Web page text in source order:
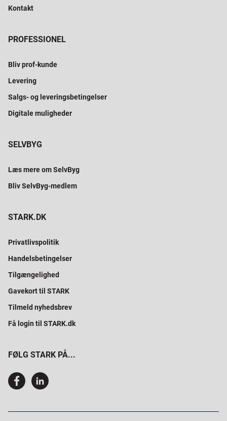
Kontakt
PROFESSIONEL
Bliv prof-kunde
Levering
Salgs- og leveringsbetingelser
Digitale muligheder
SELVBYG
Læs mere om SelvByg
Bliv SelvByg-medlem
STARK.DK
Privatlivspolitik
Handelsbetingelser
Tilgængelighed
Gavekort til STARK
Tilmeld nyhedsbrev
Få login til STARK.dk
FØLG STARK PÅ...